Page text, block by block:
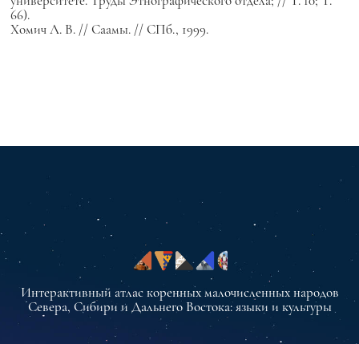
66).
Хомич Л. В. // Саамы. // СПб., 1999.
Интерактивный атлас коренных малочисленных народов
Севера, Сибири и Дальнего Востока: языки и культуры